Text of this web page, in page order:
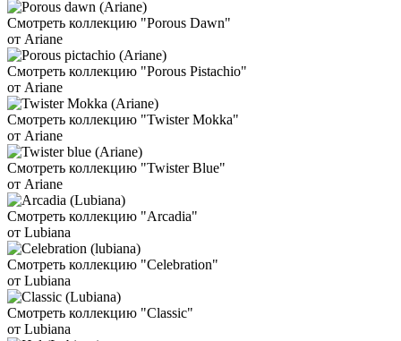
Смотреть коллекцию "Porous Dawn"
от Ariane
Смотреть коллекцию "Porous Pistachio"
от Ariane
Смотреть коллекцию "Twister Mokka"
от Ariane
Смотреть коллекцию "Twister Blue"
от Ariane
Смотреть коллекцию "Arcadia"
от Lubiana
Смотреть коллекцию "Celebration"
от Lubiana
Смотреть коллекцию "Classic"
от Lubiana